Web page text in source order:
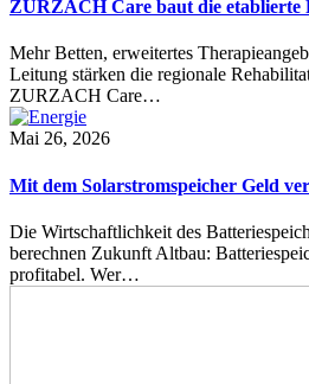
ZURZACH Care baut die
Mehr Betten, erweitertes
Leitung stärken die regionale
ZURZACH Care…
Mai 26, 2026
Mit dem Solarstromspeicher Geld
Die Wirtschaftlichkeit des
berechnen Zukunft Altbau:
profitabel. Wer…